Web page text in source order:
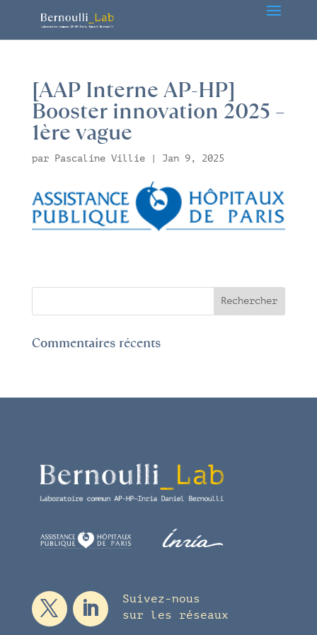
[AAP Interne AP-HP]
Booster innovation 2025 –
1ère vague
par Pascaline Villie| Jan 9, 2025
Commentaires récents
Suivez-nous
sur les réseaux